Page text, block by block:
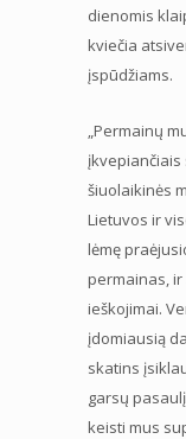
dienomis
kviečia
įspūdžiams.
„Permainų
šiuolaikinės
Lietuvos ir
lėmę
permainas,
ieškojimai.
įdomiausią
skatins
garsų
keisti mus